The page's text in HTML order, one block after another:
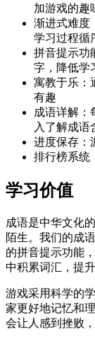
加游戏的趣
渐进式难度
学习过程循
拼音提示功
字，降低学
寓教于乐：
有趣
成语详解：
入了解成语
进度保存：
排行榜系统
学习价值
成语是中华文化
陌生。我们的成
的拼音提示功能
中积累词汇，提
游戏采用科学的
家更好地记忆和
会让人感到挫败